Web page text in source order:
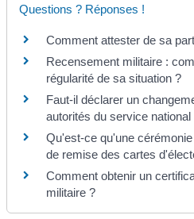
Questions ? Réponses !
Comment attester de sa
Recensement militaire :
régularité de sa situation ?
Faut-il déclarer un
autorités du service national
Qu'est-ce qu'une
de remise des cartes
Comment obtenir un
militaire ?